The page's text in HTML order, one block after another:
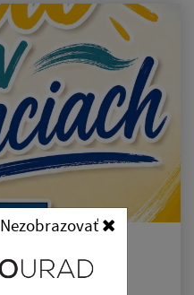
Nezobrazovať